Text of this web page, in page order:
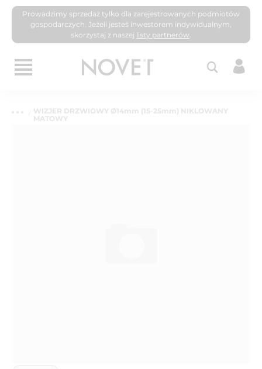
Prowadzimy sprzedaż tylko dla zarejestrowanych podmiotów
gospodarczych. Jeżeli jesteś inwestorem indywidualnym,
skorzystaj z naszej listy partnerów.
WIZJER DRZWIOWY Ø14mm (15-25mm) NIKLOWANY
MATOWY